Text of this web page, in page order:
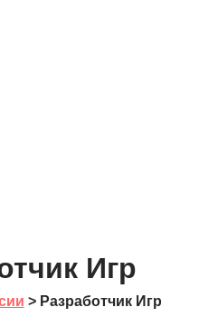
Игр
> Разработчик Игр